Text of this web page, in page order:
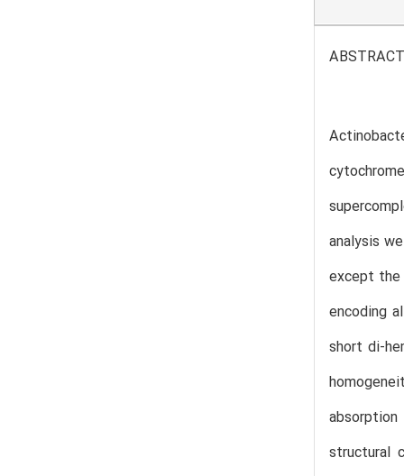
ABSTRACT
analysis
except the
encoding
short di-
structural